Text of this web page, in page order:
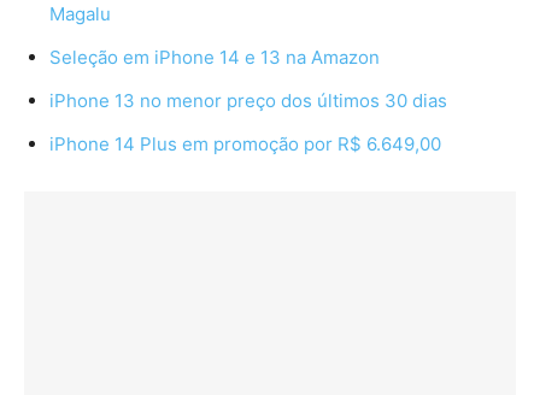
Magalu
Seleção em iPhone 14 e 13 na Amazon
iPhone 13 no menor preço dos últimos 30 dias
iPhone 14 Plus em promoção por R$ 6.649,00